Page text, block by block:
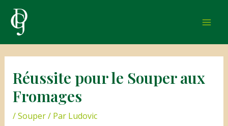
Aller
contenu
Réussite pour le Souper aux
Fromages
/Souper/ Par Ludovic